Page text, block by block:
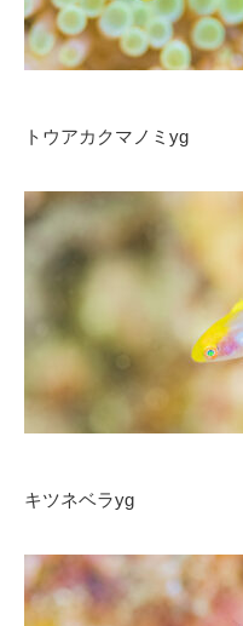
トウアカクマノミyg
キツネベラyg